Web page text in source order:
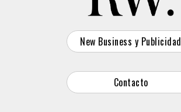
New Business y Publicidad
Contacto